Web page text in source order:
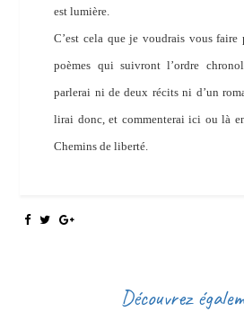
est lumière.
C’est cela que je voudrais vous
poèmes qui suivront l’ordre
parlerai ni de deux récits ni d’un
lirai donc, et commenterai ici ou là
Chemins de liberté.
Découvrez